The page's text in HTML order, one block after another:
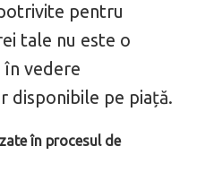
pentru
tale nu este o
în vedere
disponibile pe piață.
în procesul de